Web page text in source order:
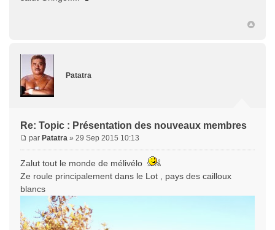
Patatra
Re: Topic : Présentation des nouveaux membres
par Patatra » 29 Sep 2015 10:13
Zalut tout le monde de mélivélo
Ze roule principalement dans le Lot , pays des cailloux
blancs